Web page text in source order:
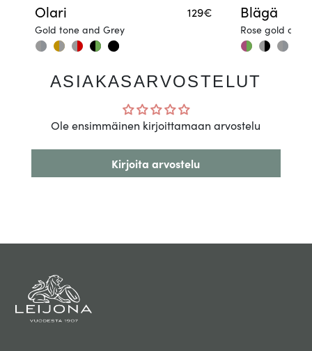
Olari 129€
Gold tone and Grey
Blägä
Rose gold and
ASIAKASARVOSTELUT
Ole ensimmäinen kirjoittamaan arvostelu
Kirjoita arvostelu